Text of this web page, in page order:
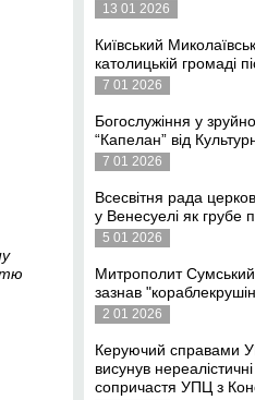
13 01 2026
Київський
католицькій громаді
7 01 2026
Богослужіння у
“Капелан” від
7 01 2026
Всесвітня рада
у Венесуелі як грубе
5 01 2026
Митрополит
зазнав
2 01 2026
Керуючий справами
висунув
сопричастя УПЦ з